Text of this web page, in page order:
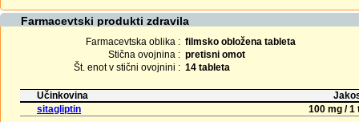
Farmacevtski produkti zdravila
Farmacevtska oblika : filmsko obložena tableta
Stična ovojnina : pretisni omot
Št. enot v stični ovojnini : 14 tableta
Učinkovina
sitagliptin
100 mg / 1